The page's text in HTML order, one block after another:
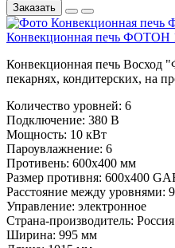
Заказать
Конвекционная печь ФОТОН
Конвекционная печь Восход
пекарнях, кондитерских, на
Количество уровней: 6
Подключение: 380 В
Мощность: 10 кВт
Пароувлажнение: 6
Противень: 600х400 мм
Размер противня: 600х400
Расстояние между уровнями:
Управление: электронное
Страна-производитель: Россия
Ширина: 995 мм